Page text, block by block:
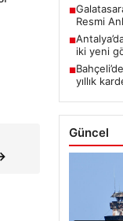
■
Resmi
■
iki yeni
■
yıllık
Güncel